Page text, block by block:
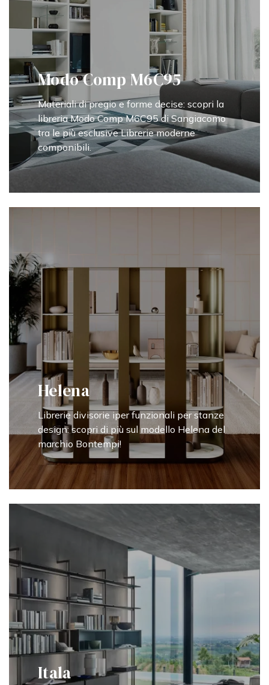
Modo Comp M6C95
Materiali di pregio e forme decise: scopri la
libreria Modo Comp M6C95 di Sangiacomo
tra le più esclusive Librerie moderne
componibili.
Helena
Librerie divisorie iper funzionali per stanze
design: scopri di più sul modello Helena del
marchio Bontempi!
Itala